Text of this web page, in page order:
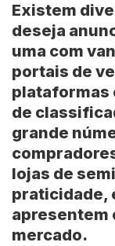
Existem
deseja
uma com
portais de
plataformas
de
grande
lojas de
praticidade,
apresentem
mercado.